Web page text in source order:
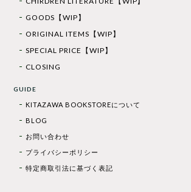
GOODS【WIP】
ORIGINAL ITEMS【WIP】
SPECIAL PRICE【WIP】
CLOSING
GUIDE
KITAZAWA BOOKSTOREについて
BLOG
お問い合わせ
プライバシーポリシー
特定商取引法に基づく表記